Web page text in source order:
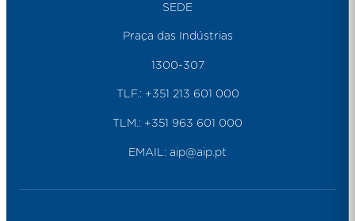
SEDE
Praça das Indústrias
1300-307
TLF.: +351 213 601 000
TLM.: +351 963 601 000
EMAIL: aip@aip.pt